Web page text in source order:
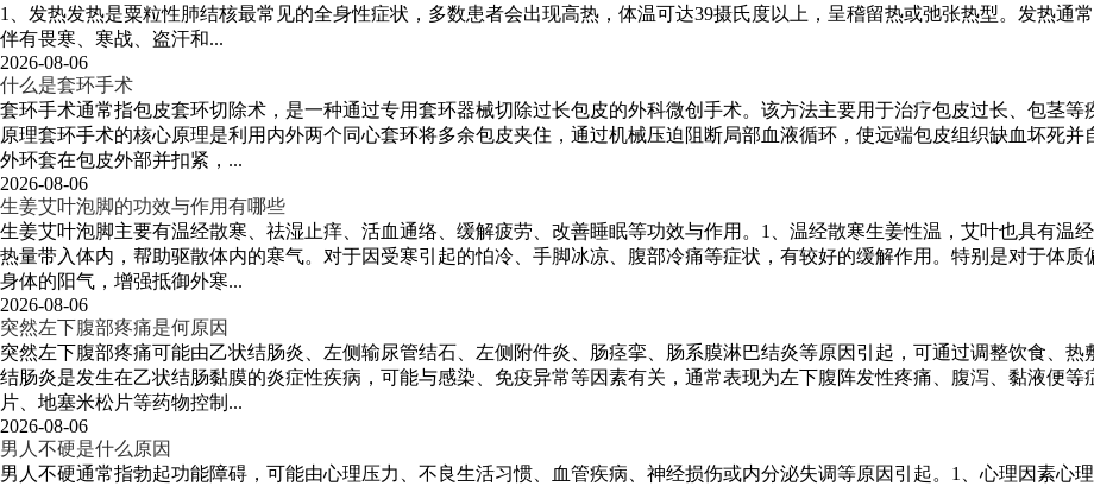
1、发热发热是粟粒性肺结核最常见的全身性症状，多数患者会出现高热，体温可达39摄氏度以上，呈稽留热或弛张热型。发热通
伴有畏寒、寒战、盗汗和...
2026-08-06
什么是套环手术
套环手术通常指包皮套环切除术，是一种通过专用套环器械切除过长包皮的外科微创手术。该方法主要用于治疗包皮过长、包茎
原理套环手术的核心原理是利用内外两个同心套环将多余包皮夹住，通过机械压迫阻断局部血液循环，使远端包皮组织缺血坏死
外环套在包皮外部并扣紧，...
2026-08-06
生姜艾叶泡脚的功效与作用有哪些
生姜艾叶泡脚主要有温经散寒、祛湿止痒、活血通络、缓解疲劳、改善睡眠等功效与作用。1、温经散寒生姜性温，艾叶也具有温
热量带入体内，帮助驱散体内的寒气。对于因受寒引起的怕冷、手脚冰凉、腹部冷痛等症状，有较好的缓解作用。特别是对于体
身体的阳气，增强抵御外寒...
2026-08-06
突然左下腹部疼痛是何原因
突然左下腹部疼痛可能由乙状结肠炎、左侧输尿管结石、左侧附件炎、肠痉挛、肠系膜淋巴结炎等原因引起，可通过调整饮食、
结肠炎是发生在乙状结肠黏膜的炎症性疾病，可能与感染、免疫异常等因素有关，通常表现为左下腹阵发性疼痛、腹泻、黏液便
片、地塞米松片等药物控制...
2026-08-06
男人不硬是什么原因
男人不硬通常指勃起功能障碍，可能由心理压力、不良生活习惯、血管疾病、神经损伤或内分泌失调等原因引起。1、心理因素心